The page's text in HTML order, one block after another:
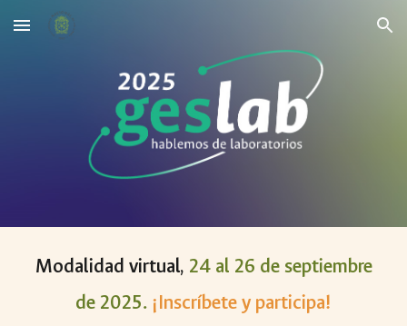
Skip to main content Skip to navigation
Modalidad virtual, 24al 26 de septiembre
de 2025. ¡Inscríbete y participa!